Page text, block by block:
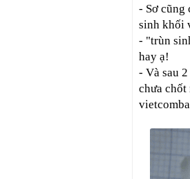
- Sơ cũng
sinh khối
- "trùn
hay ạ!
- Và sau
chưa chốt